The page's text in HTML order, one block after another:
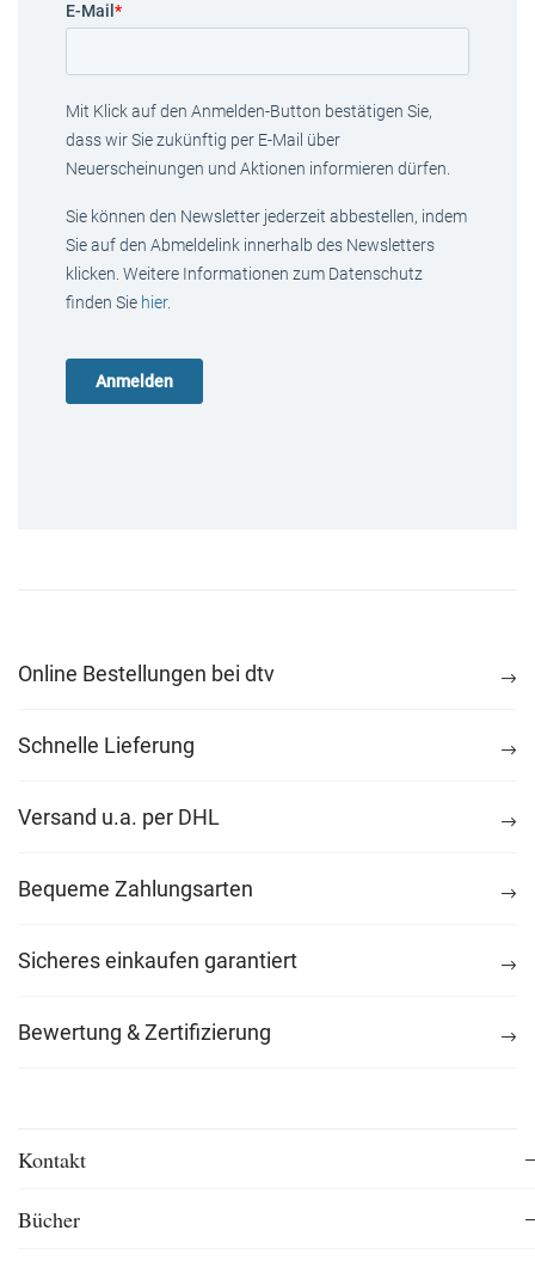
E-Mail *
Mit Klick auf den Anmelden-Button bestätigen Sie,
dass wir Sie zukünftig per E-Mail über
Neuerscheinungen und Aktionen informieren dürfen.
Sie können den Newsletter jederzeit abbestellen, indem
Sie auf den Abmeldelink innerhalb des Newsletters
klicken. Weitere Informationen zum Datenschutz
finden Sie hier.
Online Bestellungen bei dtv
Schnelle Lieferung
Versand u.a. per DHL
Bequeme Zahlungsarten
Sicheres einkaufen garantiert
Bewertung & Zertifizierung
Kontakt
Bücher